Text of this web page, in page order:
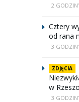
2
Cztery
od rana
3
ZDJĘCIA
w
3